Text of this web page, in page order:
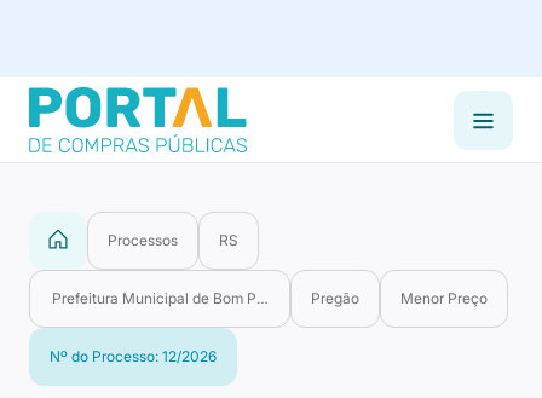
Processos RS
Prefeitura Municipal de Bom Princípio Pregão Menor Preço
Nº do Processo: 12/2026